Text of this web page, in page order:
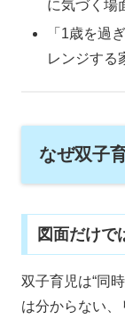
に気づく場
「1歳を過
レンジする
なぜ双子
図面だけで
双子育児は“同
は分からない